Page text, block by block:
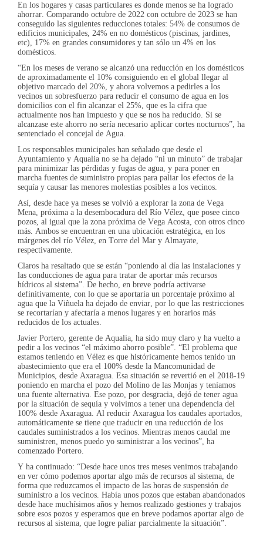
En los hogares y casas particulares es donde menos se ha logrado
ahorrar. Comparando octubre de 2022 con octubre de 2023 se han
conseguido las siguientes reducciones totales: 54% de consumos de
edificios municipales, 24% en no domésticos (piscinas, jardines,
etc), 17% en grandes consumidores y tan sólo un 4% en los
domésticos.
“En los meses de verano se alcanzó una reducción en los domésticos
de aproximadamente el 10% consiguiendo en el global llegar al
objetivo marcado del 20%, y ahora volvemos a pedirles a los
vecinos un sobresfuerzo para reducir el consumo de agua en los
domicilios con el fin alcanzar el 25%, que es la cifra que
actualmente nos han impuesto y que se nos ha reducido. Si se
alcanzase este ahorro no sería necesario aplicar cortes nocturnos”, ha
sentenciado el concejal de Agua.
Los responsables municipales han señalado que desde el
Ayuntamiento y Aqualia no se ha dejado “ni un minuto” de trabajar
para minimizar las pérdidas y fugas de agua, y para poner en
marcha fuentes de suministro propias para paliar los efectos de la
sequía y causar las menores molestias posibles a los vecinos.
Así, desde hace ya meses se volvió a explorar la zona de Vega
Mena, próxima a la desembocadura del Río Vélez, que posee cinco
pozos, al igual que la zona próxima de Vega Acosta, con otros cinco
más. Ambos se encuentran en una ubicación estratégica, en los
márgenes del río Vélez, en Torre del Mar y Almayate,
respectivamente.
Claros ha resaltado que se están “poniendo al día las instalaciones y
las conducciones de agua para tratar de aportar más recursos
hídricos al sistema”. De hecho, en breve podría activarse
definitivamente, con lo que se aportaría un porcentaje próximo al
agua que la Viñuela ha dejado de enviar, por lo que las restricciones
se recortarían y afectaría a menos lugares y en horarios más
reducidos de los actuales.
Javier Portero, gerente de Aqualia, ha sido muy claro y ha vuelto a
pedir a los vecinos “el máximo ahorro posible”. “El problema que
estamos teniendo en Vélez es que históricamente hemos tenido un
abastecimiento que era el 100% desde la Mancomunidad de
Municipios, desde Axaragua. Esa situación se revertió en el 2018-19
poniendo en marcha el pozo del Molino de las Monjas y teníamos
una fuente alternativa. Ese pozo, por desgracia, dejó de tener agua
por la situación de sequía y volvimos a tener una dependencia del
100% desde Axaragua. Al reducir Axaragua los caudales aportados,
automáticamente se tiene que traducir en una reducción de los
caudales suministrados a los vecinos. Mientras menos caudal me
suministren, menos puedo yo suministrar a los vecinos”, ha
comenzado Portero.
Y ha continuado: “Desde hace unos tres meses venimos trabajando
en ver cómo podemos aportar algo más de recursos al sistema, de
forma que reduzcamos el impacto de las horas de suspensión de
suministro a los vecinos. Había unos pozos que estaban abandonados
desde hace muchísimos años y hemos realizado gestiones y trabajos
sobre esos pozos y esperamos que en breve podamos aportar algo de
recursos al sistema, que logre paliar parcialmente la situación”.